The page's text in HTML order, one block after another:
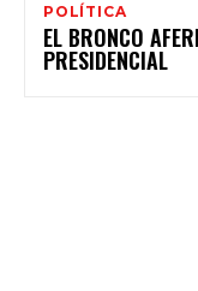
POLÍTICA
EL BRONCO
PRESIDENCIAL